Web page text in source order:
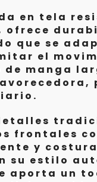
en tela
que se
el
manga
frontales
y
su estilo
aporta un